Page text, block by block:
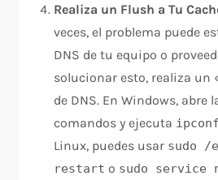
Realiza un Flush a Tu
veces, el problema puede
DNS de tu equipo o
solucionar esto, realiza un
de DNS. En Windows, abre
comandos y ejecuta
Linux, puedes usar sudo
restart o sudo service